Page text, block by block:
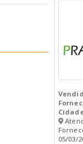
05/03/